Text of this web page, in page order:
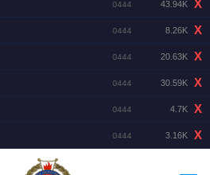
0444 43.94K
X
0444 8.26K
X
0444 20.63K
X
0444 30.59K
X
0444 4.7K
X
0444 3.16K X